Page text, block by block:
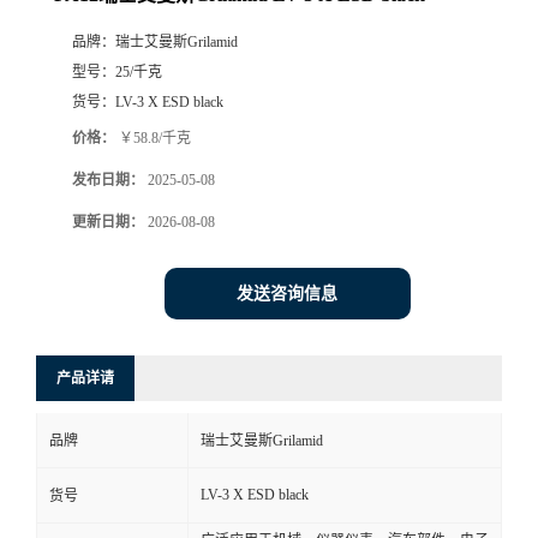
品牌： 瑞士艾曼斯Grilamid
型号： 25/千克
货号： LV-3 X ESD black
价格： ￥58.8/千克
发布日期： 2025-05-08
更新日期： 2026-08-08
发送咨询信息
产品详请
品牌 瑞士艾曼斯Grilamid
货号 LV-3 X ESD black